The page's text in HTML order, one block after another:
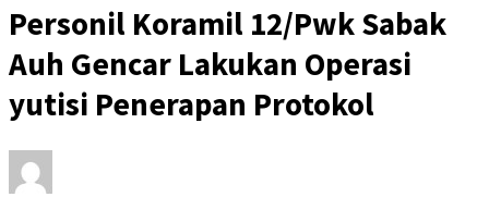
Personil Koramil 12/Pwk Sabak
Auh Gencar Lakukan Operasi
yutisi Penerapan Protokol